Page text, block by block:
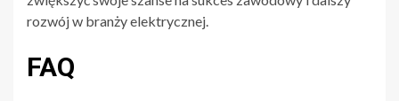
rozwój w branży elektrycznej.
FAQ